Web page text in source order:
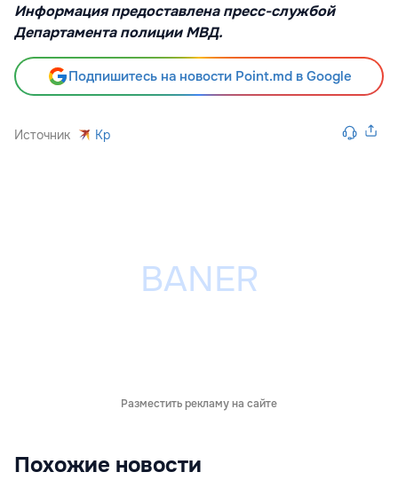
Информация предоставлена пресс-службой
Департамента полиции МВД.
Подпишитесь на новости Point.md в Google
Источник Kp
Разместить рекламу на сайте
Похожие новости